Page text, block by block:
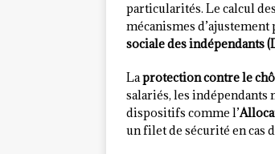
particularités. Le calcul des
mécanismes
sociale des indépendants
Laprotection contre le
salariés, les indépendants
dispositifs comme l’
un filet de sécurité en cas